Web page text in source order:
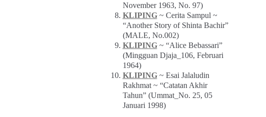
November 1963, No. 97)
KLIPING~ Cerita Sampul ~
“Another Story of Shinta Bachir”
(MALE, No.002)
KLIPING~ “Alice Bebassari”
(Mingguan Djaja_106, Februari
1964)
KLIPING~ Esai Jalaludin
Rakhmat ~ “Catatan Akhir
Tahun” (Ummat_No. 25, 05
Januari 1998)